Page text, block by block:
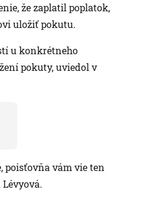
že zaplatil poplatok,
uložiť pokutu.
u konkrétneho
pokuty, uviedol v
poisťovňa vám vie ten